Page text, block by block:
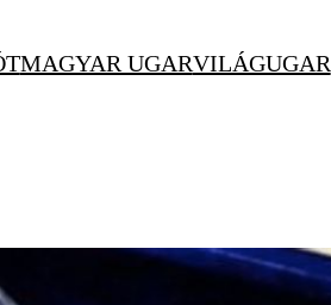
MAGYAR UGARVILÁGUGAR